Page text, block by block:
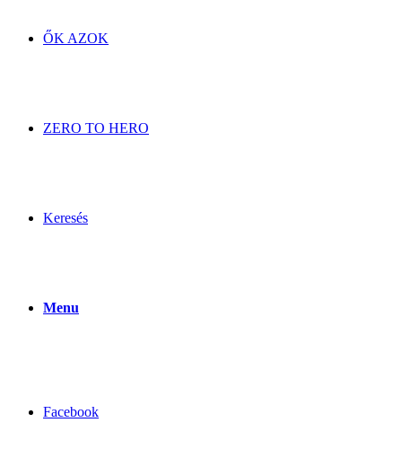
ŐK AZOK
ZERO TO HERO
Keresés
Menu
Facebook